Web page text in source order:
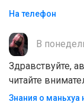
На телефон
В
Здравствуйте,
читайте
Знания о